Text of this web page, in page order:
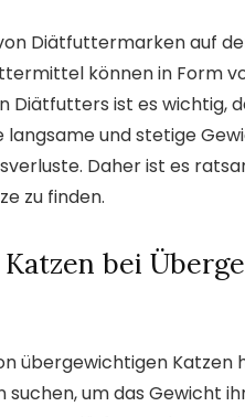
Diätfuttermarken auf
können in Form
Diätfutters ist es wichtig,
langsame und stetige
Daher ist es
zu finden.
bei
übergewichtigen
suchen, um das Gewicht